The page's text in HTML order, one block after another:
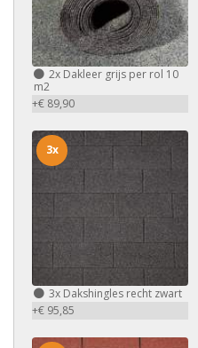
2x Dakleer grijs per rol 10
m2
+€ 89,90
3x Dakshingles recht zwart
+€ 95,85
3x